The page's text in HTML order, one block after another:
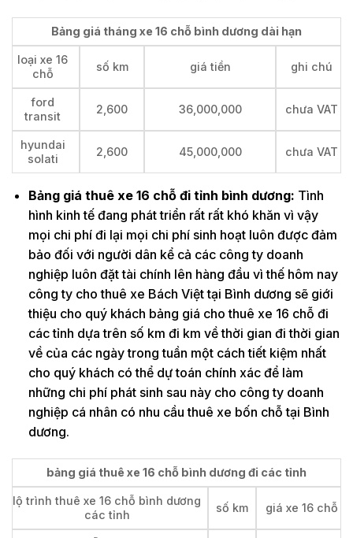
Bảng giá tháng xe 16 chỗ bình dương dài hạn
loại xe 16
chỗ
số km giá tiền ghi chú
ford
transit
2,600 36,000,000 chưa VAT
hyundai
solati
2,600 45,000,000 chưa VAT
Bảng giá thuê xe 16 chỗ đi tỉnh bình dương: Tình
hình kinh tế đang phát triển rất rất khó khăn vì vậy
mọi chi phí đi lại mọi chi phí sinh hoạt luôn được đảm
bảo đối với người dân kể cả các công ty doanh
nghiệp luôn đặt tài chính lên hàng đầu vì thế hôm nay
công ty cho thuê xe Bách Việt tại Bình dương sẽ giới
thiệu cho quý khách bảng giá cho thuê xe 16 chỗ đi
các tỉnh dựa trên số km đi km về thời gian đi thời gian
về của các ngày trong tuần một cách tiết kiệm nhất
cho quý khách có thể dự toán chính xác để làm
những chi phí phát sinh sau này cho công ty doanh
nghiệp cá nhân có nhu cầu thuê xe bốn chỗ tại Bình
dương.
bảng giá thuê xe 16 chỗ bình dương đi các tỉnh
lộ trình thuê xe 16 chỗ bình dương
các tỉnh
số km giá xe 16 chỗ